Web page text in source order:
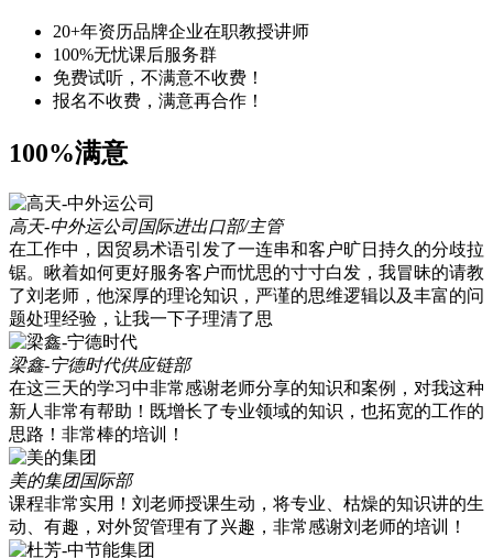
20+年资历品牌企业在职教授讲师
100%无忧课后服务群
免费试听，不满意不收费！
报名不收费，满意再合作！
100%满意
高天-中外运公司国际进出口部/主管
在工作中，因贸易术语引发了一连串和客户旷日持久的分歧拉
锯。瞅着如何更好服务客户而忧思的寸寸白发，我冒昧的请教
了刘老师，他深厚的理论知识，严谨的思维逻辑以及丰富的问
题处理经验，让我一下子理清了思
梁鑫-宁德时代供应链部
在这三天的学习中非常感谢老师分享的知识和案例，对我这种
新人非常有帮助！既增长了专业领域的知识，也拓宽的工作的
思路！非常棒的培训！
美的集团国际部
课程非常实用！刘老师授课生动，将专业、枯燥的知识讲的生
动、有趣，对外贸管理有了兴趣，非常感谢刘老师的培训！